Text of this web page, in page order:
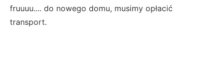
fruuuu.... do nowego domu, musimy opłacić
transport.